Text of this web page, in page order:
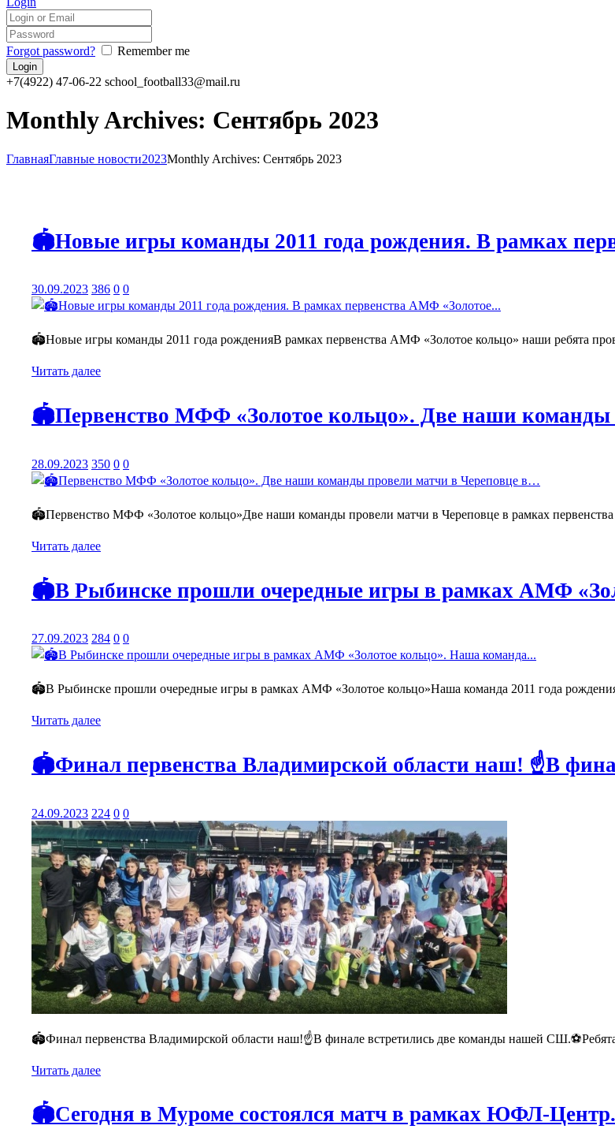
Forgot password? Remember me
+7(4922) 47-06-22 school_football33@mail.ru
Monthly Archives: Сентябрь 2023
ГлавнаяГлавные новости2023Monthly Archives: Сентябрь 2023
🏟️Новые игры команды 2011 года рождения. В рамках
30.09.2023 386 0 0
🏟️Новые игры команды 2011 года рожденияВ рамках первенства АМФ «Золотое кольцо» наши ребята
Читать далее
🏟️Первенство МФФ «Золотое кольцо». Две наши команды
28.09.2023 350 0 0
🏟️Первенство МФФ «Золотое кольцо»Две наши команды провели матчи в Череповце в рамках
Читать далее
🏟️В Рыбинске прошли очередные игры в рамках АМФ
27.09.2023 284 0 0
🏟️В Рыбинске прошли очередные игры в рамках АМФ «Золотое кольцо»Наша команда 2011 года рождения
Читать далее
🏟️Финал первенства Владимирской области наш! ☝️В
24.09.2023 224 0 0
🏟️Финал первенства Владимирской области наш!☝️В финале встретились две команды нашей
Читать далее
🏟️Сегодня в Муроме состоялся матч в рамках ЮФЛ-